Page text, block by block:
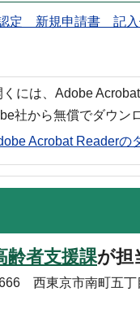
定 新規申請書 記入
には、Adobe
社から無償でダウン
Acrobat Readerの
齢者支援課が担
西東京市南町五丁